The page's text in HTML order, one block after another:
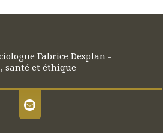
Fabrice Desplan -
santé et éthique